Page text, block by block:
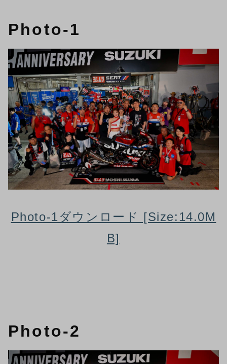
Photo-1
Photo-1ダウンロード [Size:14.0M
B]
Photo-2